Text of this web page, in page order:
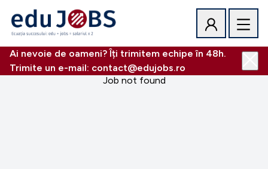
Ai nevoie de oameni? Îți trimitem echipe în 48h.
Trimite un e-mail: contact@edujobs.ro
Job not found